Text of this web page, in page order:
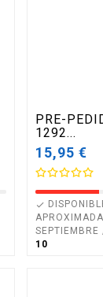
PRE-
1292...
15,95 €

10